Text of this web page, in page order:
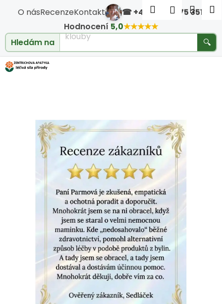
O násRecenzeKontakt ☎ +420 604 475 351
Hodnocení 5,0★★★★★
Hledám na
klouby
🔍
Hledat
Košík
C